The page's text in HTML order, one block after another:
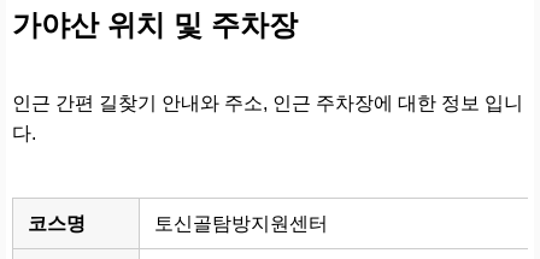
가야산 위치 및 주차장
인근 간편 길찾기 안내와 주소, 인근 주차장에 대한 정보 입니
다.
코스명 토신골탐방지원센터